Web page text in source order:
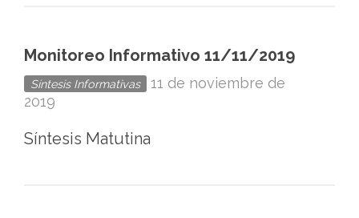
Monitoreo Informativo 11/11/2019
Síntesis Informativas
11 de noviembre de
2019
Síntesis Matutina